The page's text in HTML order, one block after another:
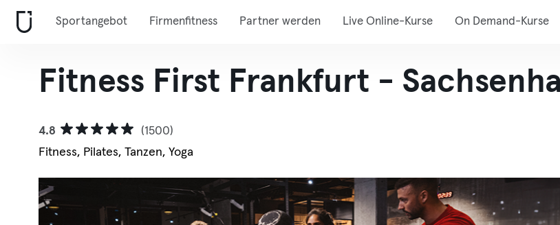
Sportangebot Firmenfitness Partner werden Live Online-Kurse On Demand-Kurse
Fitness First Frankfurt -
4.8
(1500)
Fitness, Pilates, Tanzen, Yoga